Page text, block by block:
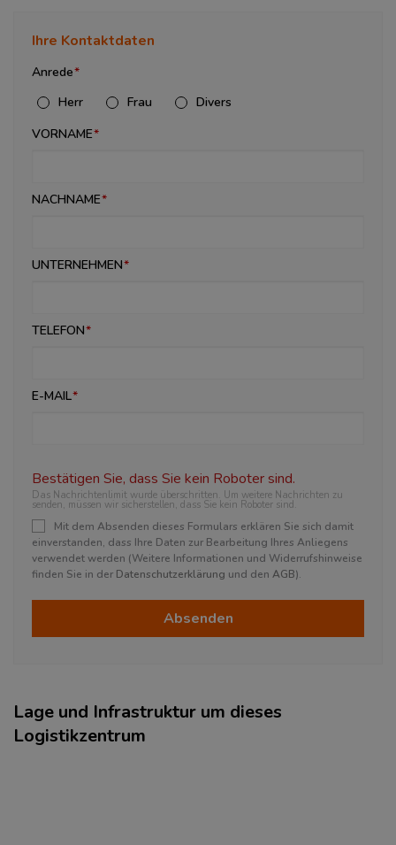
Ihre Kontaktdaten
Anrede
Herr
Frau
Divers
VORNAME
NACHNAME
UNTERNEHMEN
TELEFON
E-MAIL
Bestätigen Sie, dass Sie kein Roboter sind.
Das Nachrichtenlimit wurde überschritten. Um weitere Nachrichten zu
senden, müssen wir sicherstellen, dass Sie kein Roboter sind.
Mit dem Absenden dieses Formulars erklären Sie sich damit
einverstanden, dass Ihre Daten zur Bearbeitung Ihres Anliegens
verwendet werden (Weitere Informationen und Widerrufshinweise
finden Sie in der Datenschutzerklärung und den AGB).
Absenden
Lage und Infrastruktur um dieses
Logistikzentrum